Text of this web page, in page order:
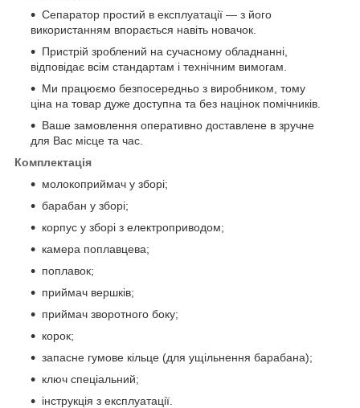
Сепаратор простий в експлуатації — з його
використанням впорається навіть новачок.
Пристрій зроблений на сучасному обладнанні,
відповідає всім стандартам і технічним вимогам.
Ми працюємо безпосередньо з виробником, тому
ціна на товар дуже доступна та без націнок помічників.
Ваше замовлення оперативно доставлене в зручне
для Вас місце та час.
Комплектація
молокоприймач у зборі;
барабан у зборі;
корпус у зборі з електроприводом;
камера поплавцева;
поплавок;
приймач вершків;
приймач зворотного боку;
корок;
запасне гумове кільце (для ущільнення барабана);
ключ спеціальний;
інструкція з експлуатації.